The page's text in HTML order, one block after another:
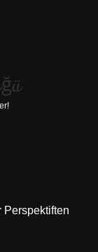
Perspektiften